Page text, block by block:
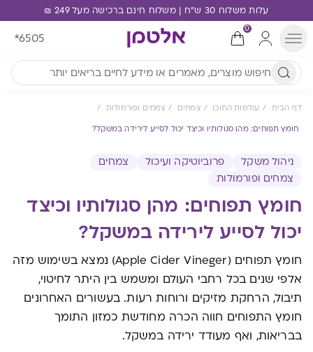
עלות משלוח 30 ש"ח | משלוח חינם ברכישה מעל 249 ₪
0
*6505
דף הבית עולמות התוכן צמחים צמחים ופורמולות
חומץ תפוחים: מהן סגולותיו וכיצד יכול לסייע לירידה במשקל?
ניהול משקל פרוביוטיקה ועיכול
צמחים
צמחים ופורמולות
חומץ תפוחים: מהן סגולותיו וכיצד
יכול לסייע לירידה במשקל?
חומץ תפוחים (Apple Cider Vineger) נמצא בשימוש מזה
אלפי שנים בכל רחבי העולם ומשמש בין היתר לחיטוי,
תיבול, הרחקת מזיקים ורוחות רעות. בעשורים האחרונים
חומץ התפוחים חווה הכרה מחודשת כמזון התומך
בבריאות, ואף מעודד ירידה במשקל.